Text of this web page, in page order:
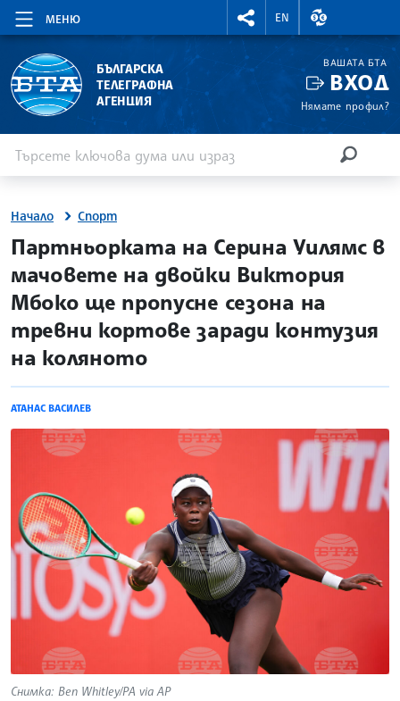
МЕНЮ
RIGHTMENU.SOCIAL
EN
ВАЛУТНИ
БЪЛГАРСКА
ТЕЛЕГРАФНА
АГЕНЦИЯ
ВАШАТА БТА
ВХОД
Нямате профил?
Начало Спорт
site.bta
Партньорката на Серина Уилямс в
мачовете на двойки Виктория
Мбоко ще пропусне сезона на
тревни кортове заради контузия
на коляното
АТАНАС ВАСИЛЕВ
Снимка: Ben Whitley/PA via AP